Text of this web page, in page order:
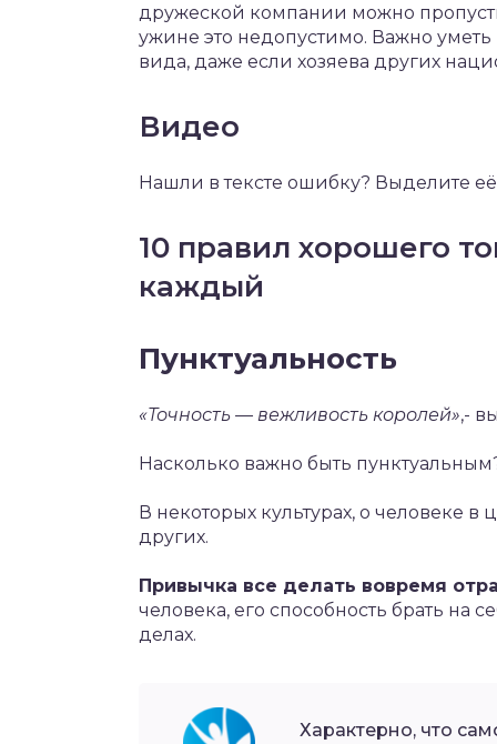
дружеской компании можно
ужине это недопустимо. Важно
вида, даже если хозяева других
Видео
Нашли в тексте ошибку? Выделите
10 правил хорошего
каждый
Пунктуальность
«Точность — вежливость королей»,-
Насколько важно быть
В некоторых культурах, о человеке в
других.
Привычка все делать вовремя
человека, его способность брать на
делах.
Характерно, что